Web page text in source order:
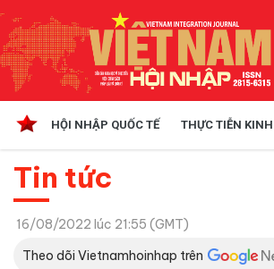
HỘI NHẬP QUỐC TẾ THỰC TIỄN
Tin tức
16/08/2022 lúc 21:55 (GMT)
Theo dõi Vietnamhoinhap trên